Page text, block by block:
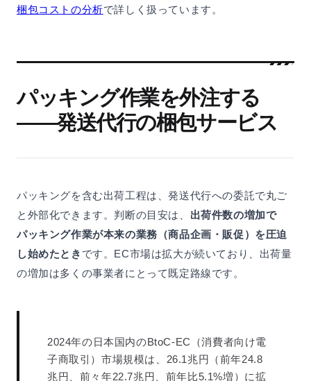
梱包コストの分析で詳しく扱っています。
パッキング作業を外注する
——発送代行の梱包サービス
パッキングを含む出荷工程は、発送代行への委託で丸ご
と外部化できます。判断の目安は、 出荷件数の増加で
パッキング作業が本来の業務（商品企画・販促）を圧迫
し始めたとき です。EC市場は拡大が続いており、出荷量
の増加は多くの事業者にとって既定路線です。
2024年の日本国内のBtoC-EC（消費者向け電
子商取引）市場規模は、26.1兆円（前年24.8
兆円、前々年22.7兆円、前年比5.1%増）に拡